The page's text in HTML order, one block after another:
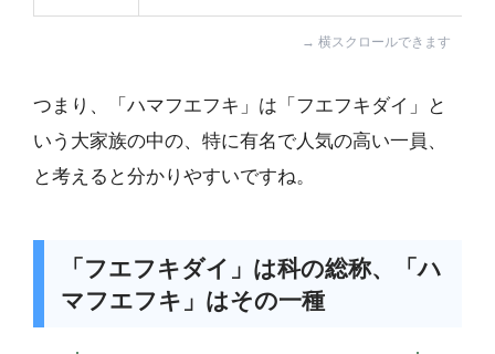
つまり、「ハマフエフキ」は「フエフキダイ」と
いう大家族の中の、特に有名で人気の高い一員、
と考えると分かりやすいですね。
「フエフキダイ」は科の総称、「ハ
マフエフキ」はその一種